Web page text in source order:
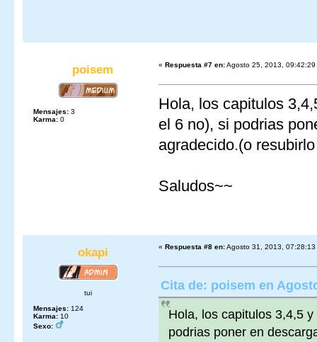
poisem
Mensajes: 3
Karma: 0
« Respuesta #7 en:Agosto 25, 2013, 09:42:29
Hola, los capitulos
el 6 no), si podrias
agradecido.(o
Saludos~~
okapi
tui
Mensajes: 124
Karma: 10
Sexo:
« Respuesta #8 en:Agosto 31, 2013, 07:28:13
Cita de: poisem en
Hola, los capitulos 3,4,5
podrias poner en